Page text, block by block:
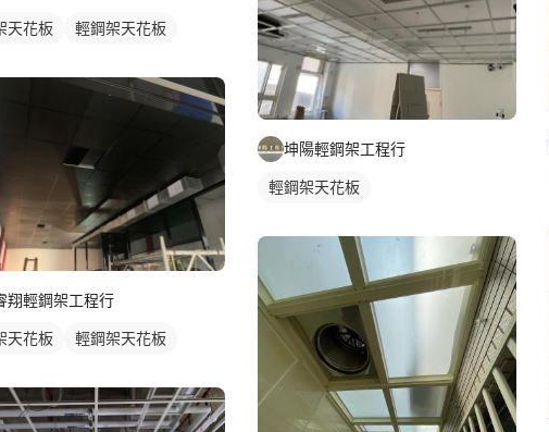
天花板 輕鋼架天花板
翔輕鋼架工程行
天花板 輕鋼架天花板
坤陽輕鋼架工程行
輕鋼架天花板